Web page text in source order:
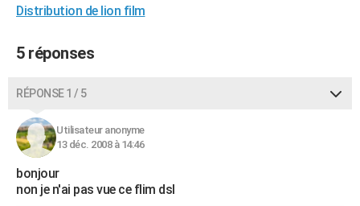
Destinations
City break
Voyage nature
Voyage de noces
Forum
Climat
PHOTO
GUIDES D'ACHAT
Carte de Noël
Carte Bonne année
Carte Saint-Valentin
Carte Pâques
Carte d'anniversaire
DICTIONNAIRE
Dictionnaire
Biographies
Citations
Expressions
Proverbes
PROGRAMME TV
Distribution de lion film
5 réponses
RÉPONSE 1 / 5
Utilisateur anonyme
13 déc. 2008 à 14:46
bonjour
non je n'ai pas vue ce flim dsl